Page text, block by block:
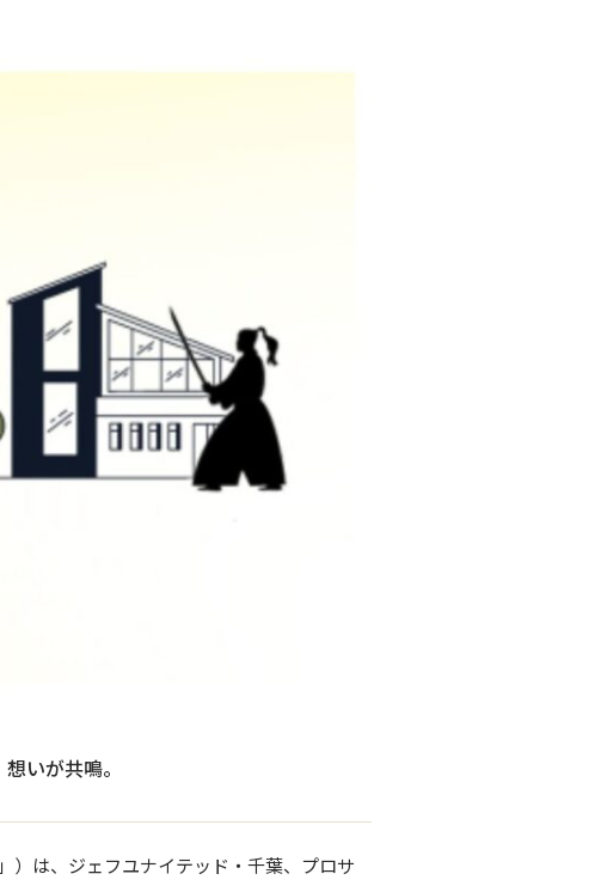
いが共鳴。
）は、ジェフユナイテッド・千葉、プロサ